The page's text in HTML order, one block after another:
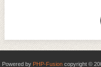
Powered by PHP-Fusion copyright ©